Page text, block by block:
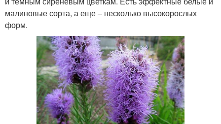
малиновые сорта, а еще – несколько высокорослых
форм.